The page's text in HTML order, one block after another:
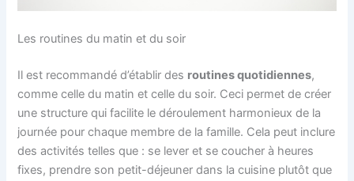
Les routines du matin et du soir
Il est recommandé d’établir des routines quotidiennes,
comme celle du matin et celle du soir. Ceci permet de créer
une structure qui facilite le déroulement harmonieux de la
journée pour chaque membre de la famille. Cela peut inclure
des activités telles que : se lever et se coucher à heures
fixes, prendre son petit-déjeuner dans la cuisine plutôt que